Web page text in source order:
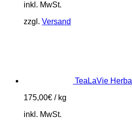
inkl. MwSt.
zzgl. Versand
TeaLaVie Herbal
175,00€ / kg
inkl. MwSt.